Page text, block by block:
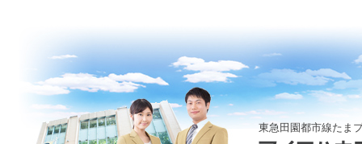
東急田園都市線たま